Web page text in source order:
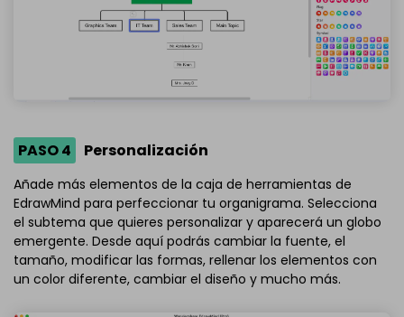
PASO 4 Personalización
Añade más elementos de la caja de herramientas de
EdrawMind para perfeccionar tu organigrama. Selecciona
el subtema que quieres personalizar y aparecerá un globo
emergente. Desde aquí podrás cambiar la fuente, el
tamaño, modificar las formas, rellenar los elementos con
un color diferente, cambiar el diseño y mucho más.